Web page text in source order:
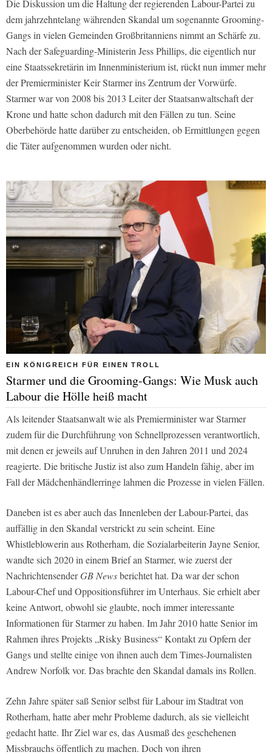
Die Diskussion um die Haltung der regierenden Labour-Partei zu
dem jahrzehntelang währenden Skandal um sogenannte Grooming-
Gangs in vielen Gemeinden Großbritanniens nimmt an Schärfe zu.
Nach der Safeguarding-Ministerin Jess Phillips, die eigentlich nur
eine Staatssekretärin im Innenministerium ist, rückt nun immer mehr
der Premierminister Keir Starmer ins Zentrum der Vorwürfe.
Starmer war von 2008 bis 2013 Leiter der Staatsanwaltschaft der
Krone und hatte schon dadurch mit den Fällen zu tun. Seine
Oberbehörde hatte darüber zu entscheiden, ob Ermittlungen gegen
die Täter aufgenommen wurden oder nicht.
EIN KÖNIGREICH FÜR EINEN TROLL
Starmer und die Grooming-Gangs: Wie Musk auch
Labour die Hölle heiß macht
Als leitender Staatsanwalt wie als Premierminister war Starmer
zudem für die Durchführung von Schnellprozessen verantwortlich,
mit denen er jeweils auf Unruhen in den Jahren 2011 und 2024
reagierte. Die britische Justiz ist also zum Handeln fähig, aber im
Fall der Mädchenhändlerringe lahmen die Prozesse in vielen Fällen.
Daneben ist es aber auch das Innenleben der Labour-Partei, das
auffällig in den Skandal verstrickt zu sein scheint. Eine
Whistleblowerin aus Rotherham, die Sozialarbeiterin Jayne Senior,
wandte sich 2020 in einem Brief an Starmer, wie zuerst der
NachrichtensenderGB Newsberichtet hat. Da war der schon
Labour-Chef und Oppositionsführer im Unterhaus. Sie erhielt aber
keine Antwort, obwohl sie glaubte, noch immer interessante
Informationen für Starmer zu haben. Im Jahr 2010 hatte Senior im
Rahmen ihres Projekts „Risky Business“ Kontakt zu Opfern der
Gangs und stellte einige von ihnen auch dem Times-Journalisten
Andrew Norfolk vor. Das brachte den Skandal damals ins Rollen.
Zehn Jahre später saß Senior selbst für Labour im Stadtrat von
Rotherham, hatte aber mehr Probleme dadurch, als sie vielleicht
gedacht hatte. Ihr Ziel war es, das Ausmaß des geschehenen
Missbrauchs öffentlich zu machen. Doch von ihren